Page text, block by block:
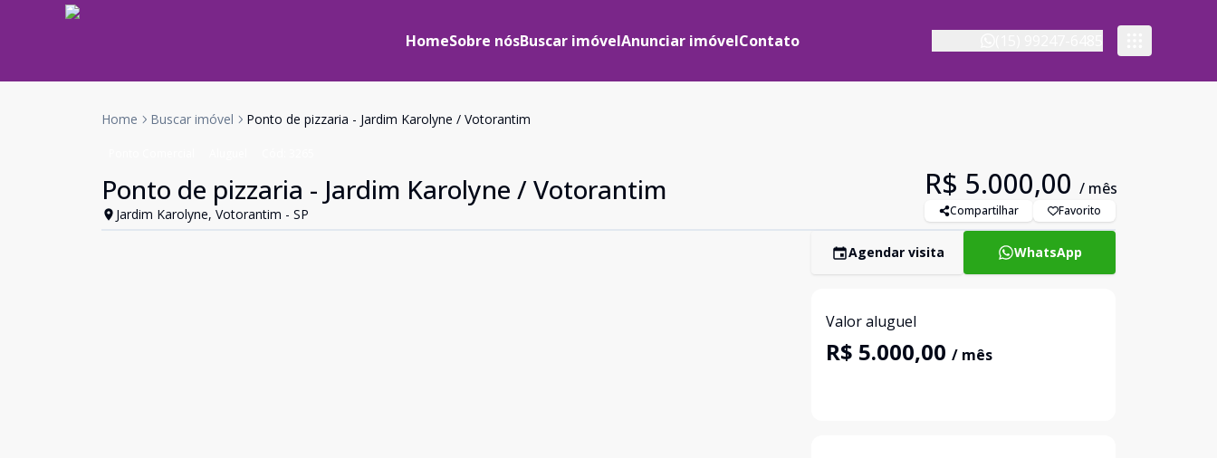
HomeSobre nósBuscar imóvelAnunciar imóvelContato
Home Buscar imóvel Ponto de pizzaria - Jardim Karolyne / Votorantim
Ponto de pizzaria - Jardim Karolyne / Votorantim
Jardim Karolyne, Votorantim - SP
R$ 5.000,00 / mês
Compartilhar Favorito
Agendar visita WhatsApp
Valor aluguel
R$ 5.000,00 / mês